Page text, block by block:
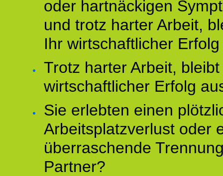
oder hartnäckigen
und trotz harter Arbeit,
Ihr wirtschaftlicher
Trotz harter Arbeit,
wirtschaftlicher Erfolg
Sie erlebten einen
Arbeitsplatzverlust oder
überraschende
Partner?